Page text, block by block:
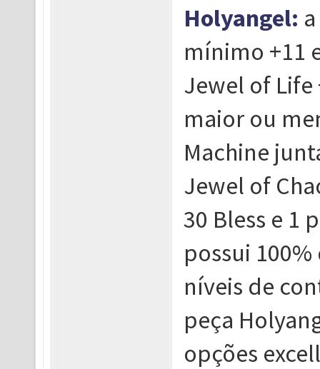
Holyangel:
mínimo +11
Jewel of Life
maior ou
Machine
Jewel of
30 Bless e 1
possui
níveis de
peça
opções